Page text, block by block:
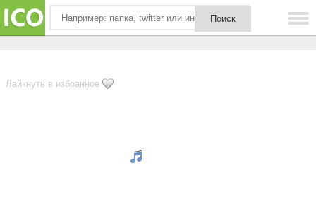
Лайкнуть в избранное